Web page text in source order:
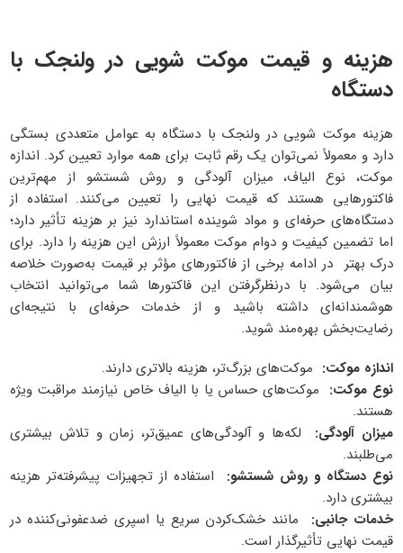
هزینه و قیمت موکت شویی در ولنجک با
دستگاه
هزینه موکت شویی در ولنجک با دستگاه به عوامل متعددی بستگی
دارد و معمولاً نمی‌توان یک رقم ثابت برای همه موارد تعیین کرد. اندازه
موکت، نوع الیاف، میزان آلودگی و روش شستشو از مهم‌ترین
فاکتورهایی هستند که قیمت نهایی را تعیین می‌کنند. استفاده از
دستگاه‌های حرفه‌ای و مواد شوینده استاندارد نیز بر هزینه تأثیر دارد؛
اما تضمین کیفیت و دوام موکت معمولاً ارزش این هزینه را دارد. برای
درک بهتر در ادامه برخی از فاکتورهای مؤثر بر قیمت به‌صورت خلاصه
بیان می‌شود. با درنظرگرفتن این فاکتورها شما می‌توانید انتخاب
هوشمندانه‌ای داشته باشید و از خدمات حرفه‌ای با نتیجه‌ای
رضایت‌بخش بهره‌مند شوید.
اندازه موکت: موکت‌های بزرگ‌تر، هزینه بالاتری دارند.
نوع موکت: موکت‌های حساس یا با الیاف خاص نیازمند مراقبت ویژه
هستند.
میزان آلودگی:
لکه‌ها و آلودگی‌های عمیق‌تر، زمان و تلاش بیشتری
می‌طلبند.
نوع دستگاه و روش شستشو:
استفاده از تجهیزات پیشرفته‌تر هزینه
بیشتری دارد.
خدمات جانبی:
مانند خشک‌کردن سریع یا اسپری ضدعفونی‌کننده در
قیمت نهایی تأثیرگذار است.